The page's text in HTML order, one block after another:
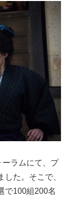
ーラムにて、プ
た。そこで、
で100組200名